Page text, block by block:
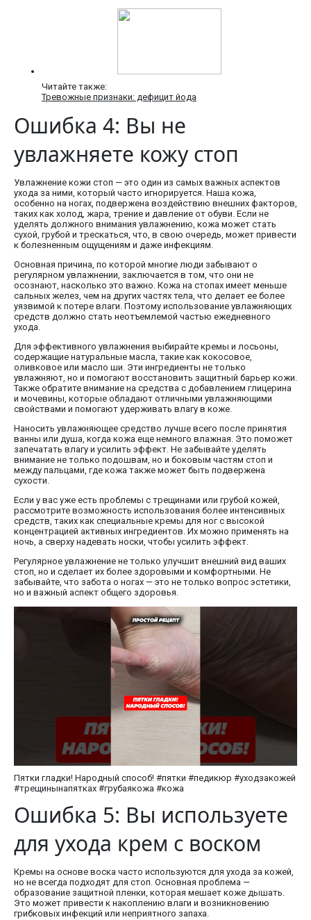
Читайте также:
Тревожные признаки: дефицит йода
Ошибка 4: Вы не
увлажняете кожу стоп
Увлажнение кожи стоп — это один из самых важных аспектов
ухода за ними, который часто игнорируется. Наша кожа,
особенно на ногах, подвержена воздействию внешних факторов,
таких как холод, жара, трение и давление от обуви. Если не
уделять должного внимания увлажнению, кожа может стать
сухой, грубой и трескаться, что, в свою очередь, может привести
к болезненным ощущениям и даже инфекциям.
Основная причина, по которой многие люди забывают о
регулярном увлажнении, заключается в том, что они не
осознают, насколько это важно. Кожа на стопах имеет меньше
сальных желез, чем на других частях тела, что делает ее более
уязвимой к потере влаги. Поэтому использование увлажняющих
средств должно стать неотъемлемой частью ежедневного
ухода.
Для эффективного увлажнения выбирайте кремы и лосьоны,
содержащие натуральные масла, такие как кокосовое,
оливковое или масло ши. Эти ингредиенты не только
увлажняют, но и помогают восстановить защитный барьер кожи.
Также обратите внимание на средства с добавлением глицерина
и мочевины, которые обладают отличными увлажняющими
свойствами и помогают удерживать влагу в коже.
Наносить увлажняющее средство лучше всего после принятия
ванны или душа, когда кожа еще немного влажная. Это поможет
запечатать влагу и усилить эффект. Не забывайте уделять
внимание не только подошвам, но и боковым частям стоп и
между пальцами, где кожа также может быть подвержена
сухости.
Если у вас уже есть проблемы с трещинами или грубой кожей,
рассмотрите возможность использования более интенсивных
средств, таких как специальные кремы для ног с высокой
концентрацией активных ингредиентов. Их можно применять на
ночь, а сверху надевать носки, чтобы усилить эффект.
Регулярное увлажнение не только улучшит внешний вид ваших
стоп, но и сделает их более здоровыми и комфортными. Не
забывайте, что забота о ногах — это не только вопрос эстетики,
но и важный аспект общего здоровья.
Пятки гладки! Народный способ! #пятки #педикюр #уходзакожей
#трещинынапятках #грубаякожа #кожа
Ошибка 5: Вы используете
для ухода крем с воском
Кремы на основе воска часто используются для ухода за кожей,
но не всегда подходят для стоп. Основная проблема —
образование защитной пленки, которая мешает коже дышать.
Это может привести к накоплению влаги и возникновению
грибковых инфекций или неприятного запаха.